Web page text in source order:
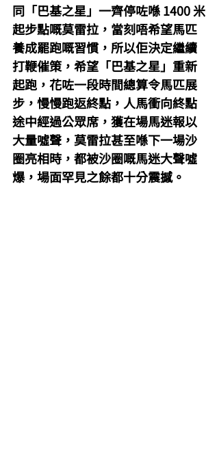
同「巴基之星」一齊停咗喺 1400 米
起步點嘅莫雷拉，當刻唔希望馬匹
養成罷跑嘅習慣，所以佢決定繼續
打鞭催策，希望「巴基之星」重新
起跑，花咗一段時間總算令馬匹展
步，慢慢跑返終點，人馬衝向終點
途中經過公眾席，獲在場馬迷報以
大量噓聲，莫雷拉甚至喺下一場沙
圈亮相時，都被沙圈嘅馬迷大聲噓
爆，場面罕見之餘都十分震撼。